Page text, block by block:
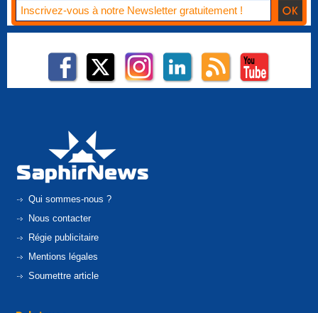
Qui sommes-nous ?
Nous contacter
Régie publicitaire
Mentions légales
Soumettre article